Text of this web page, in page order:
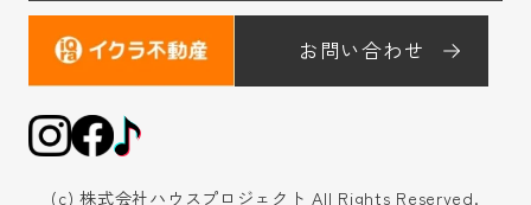
お問い合わせ
(c) 株式会社ハウスプロジェクト All Rights Reserved.